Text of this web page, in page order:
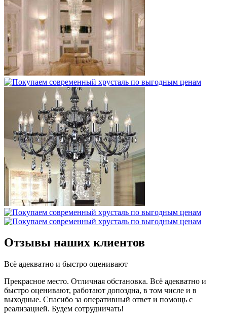
Отзывы наших клиентов
Всё адекватно и быстро оценивают
Прекрасное место. Отличная обстановка. Всё адекватно и
быстро оценивают, работают допоздна, в том числе и в
выходные. Спасибо за оперативный ответ и помощь с
реализацией. Будем сотрудничать!